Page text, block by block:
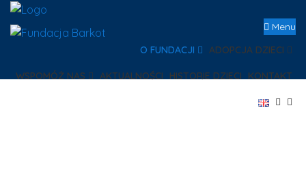
Menu
O FUNDACJI
ADOPCJA DZIECI
WSPOMÓŻ NAS AKTUALNOŚCI HISTORIE DZIECI KONTAKT